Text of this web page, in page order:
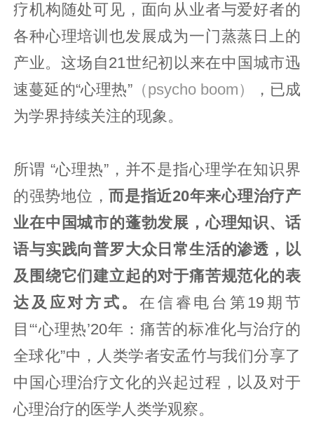
疗机构随处可见，面向从业者与爱好者的
各种心理培训也发展成为一门蒸蒸日上的
产业。这场自21世纪初以来在中国城市迅
速蔓延的“心理热”（psycho boom）
，已成
为学界持续关注的现象。
所谓 “心理热”，并不是指心理学在知识界
的强势地位，而是指近20年来心理治疗产
业在中国城市的蓬勃发展，心理知识、话
语与实践向普罗大众日常生活的渗透，以
及围绕它们建立起的对于痛苦规范化的表
达及应对方式。在信睿电台第19期节
目“‘心理热’20年：痛苦的标准化与治疗的
全球化”中，人类学者安孟竹与我们分享了
中国心理治疗文化的兴起过程，以及对于
心理治疗的医学人类学观察。